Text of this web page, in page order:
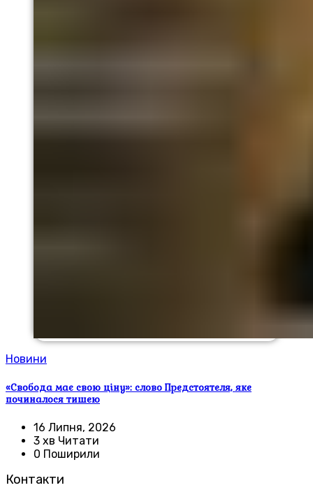
Новини
«Свобода має свою ціну»: слово Предстоятеля, яке
починалося тишею
16 Липня, 2026
3 хв Читати
0 Поширили
Контакти